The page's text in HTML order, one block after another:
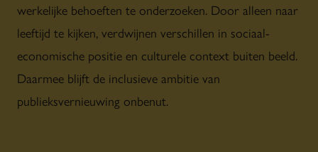
werkelijke behoeften te onderzoeken. Door alleen naar
leeftijd te kijken, verdwijnen verschillen in sociaal-
economische positie en culturele context buiten beeld.
Daarmee blijft de inclusieve ambitie van
publieksvernieuwing onbenut.